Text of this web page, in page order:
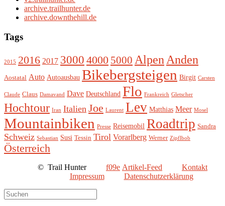
archive.trailhunter.de
archive.downthehill.de
Tags
2015 2016 2017 3000 4000 5000 Alpen Anden
Aostatal Auto Autoausbau Bikebergsteigen Birgit Carsten
Claude Claus Damavand Dave Deutschland Flo Frankreich Gletscher
Hochtour Iran Italien Joe Laurent Lev Matthias Meer Mosel
Mountainbiken Presse Reisemobil Roadtrip Sandra
Schweiz Sebastian Susi Tessin Tirol Vorarlberg Werner Zipflbob
Österreich
© Trail Hunter Artikel-Feed
Kontakt
Impressum
Datenschutzerklärung